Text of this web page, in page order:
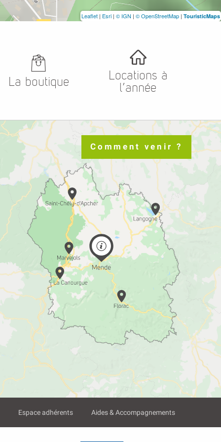
Leaflet | Esri | © IGN | © OpenStreetMap | TouristicMaps
La boutique
Locations à
l’année
Comment venir ?
Espace adhérents Aides & Accompagnements